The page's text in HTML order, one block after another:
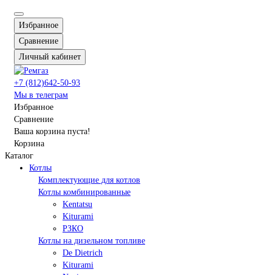
Избранное
Сравнение
Личный кабинет
+7 (812)642-50-93
Мы в телеграм
Избранное
Сравнение
Ваша корзина пуста!
Корзина
Каталог
Котлы
Комплектующие для котлов
Котлы комбинированные
Kentatsu
Kiturami
РЗКО
Котлы на дизельном топливе
De Dietrich
Kiturami